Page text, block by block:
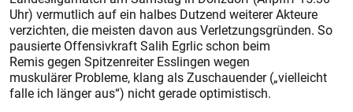
Uhr) vermutlich auf ein halbes Dutzend weiterer Akteure
verzichten, die meisten davon aus Verletzungsgründen. So
pausierte Offensivkraft Salih Egrlic schon beim
Remis gegen Spitzenreiter Esslingen wegen
muskulärer Probleme, klang als Zuschauender („vielleicht
falle ich länger aus“) nicht gerade optimistisch.